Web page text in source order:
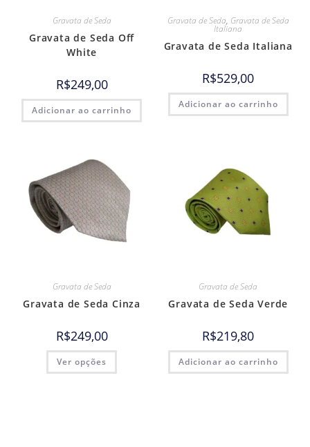
Gravata de Seda
Gravata de Seda Off
White
R$249,00
Adicionar ao carrinho
Gravata de Seda, Gravata de Seda
Italiana
Gravata de Seda Italiana
R$529,00
Adicionar ao carrinho
Gravata de Seda
Gravata de Seda Cinza
R$249,00
Ver opções
Gravata de Seda
Gravata de Seda Verde
R$219,80
Adicionar ao carrinho